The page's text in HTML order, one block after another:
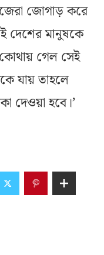
জোগাড় করে
দেশের মানুষকে
গেল সেই
যায় তাহলে
দেওয়া হবে।’‌